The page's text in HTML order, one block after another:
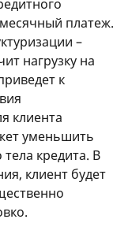
платеж.
–
нагрузку на
к
клиента
уменьшить
кредита. В
клиент будет